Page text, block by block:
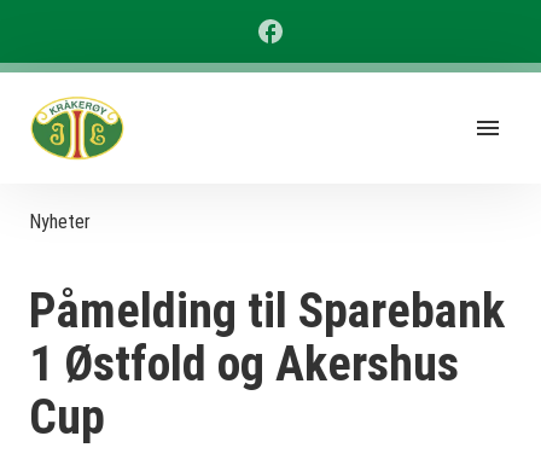
Nyheter
Påmelding til Sparebank
1 Østfold og Akershus
Cup